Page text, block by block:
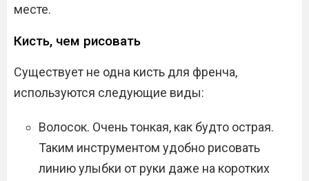
месте.
Кисть, чем рисовать
Существует не одна кисть для френча,
используются следующие виды:
Волосок. Очень тонкая, как будто острая.
Таким инструментом удобно рисовать
линию улыбки от руки даже на коротких